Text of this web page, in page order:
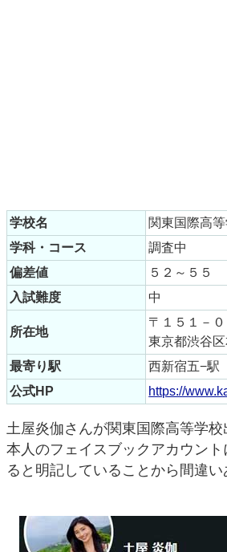
学校名
関東国際高
学科・コース
調査中
偏差値
５２～５５
入試難度
中
所在地
〒１５１－０
東京都渋谷
最寄り駅
西新宿五−駅
公式HP
https://
土屋炎伽さんが関東国際高等学校
本人のフェイスブックアカウン
ると明記していることから間違い